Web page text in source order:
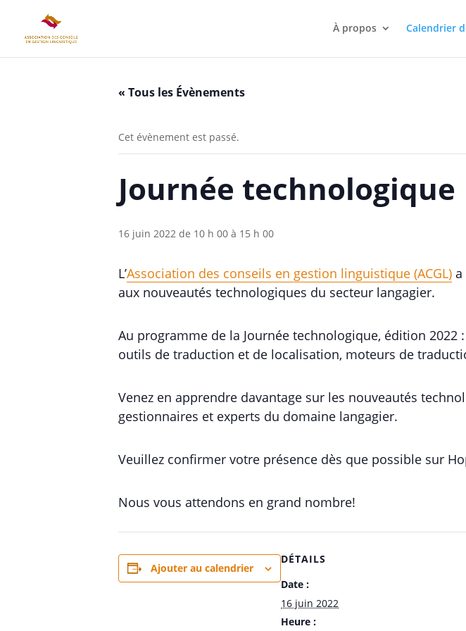
À propos Calendrier
« Tous les Évènements
Cet évènement est passé.
Journée technologique
16 juin 2022 de 10 h 00 à 15 h 00
L’Association des conseils en gestion linguistique (ACGL) a
aux nouveautés technologiques du secteur langagier.
Au programme de la Journée technologique, édition
outils de traduction et de localisation, moteurs de
Venez en apprendre davantage sur les nouveautés
gestionnaires et experts du domaine langagier.
Veuillez confirmer votre présence dès que possible sur
Nous vous attendons en grand nombre!
Ajouter au calendrier
DÉTAILS
Date :
16 juin 2022
Heure :